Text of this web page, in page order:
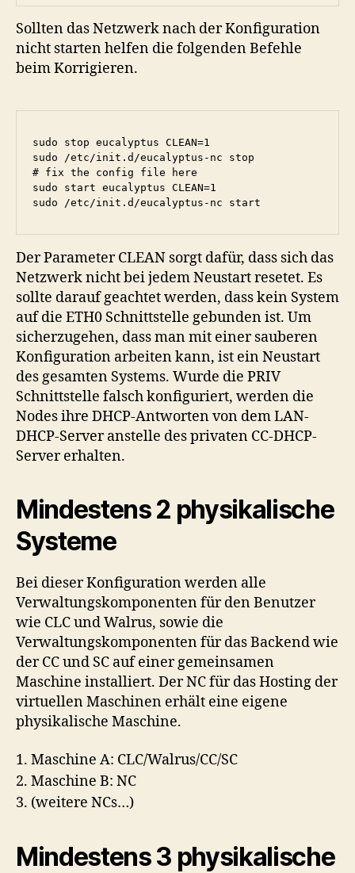
Sollten das Netzwerk nach der Konfiguration
nicht starten helfen die folgenden Befehle
beim Korrigieren.
sudo stop eucalyptus CLEAN=1
sudo /etc/init.d/eucalyptus-nc stop
# fix the config file here
sudo start eucalyptus CLEAN=1
sudo /etc/init.d/eucalyptus-nc start
Der Parameter CLEAN sorgt dafür, dass sich das
Netzwerk nicht bei jedem Neustart resetet. Es
sollte darauf geachtet werden, dass kein System
auf die ETH0 Schnittstelle gebunden ist. Um
sicherzugehen, dass man mit einer sauberen
Konfiguration arbeiten kann, ist ein Neustart
des gesamten Systems. Wurde die PRIV
Schnittstelle falsch konfiguriert, werden die
Nodes ihre DHCP-Antworten von dem LAN-
DHCP-Server anstelle des privaten CC-DHCP-
Server erhalten.
Mindestens 2 physikalische
Systeme
Bei dieser Konfiguration werden alle
Verwaltungskomponenten für den Benutzer
wie CLC und Walrus, sowie die
Verwaltungskomponenten für das Backend wie
der CC und SC auf einer gemeinsamen
Maschine installiert. Der NC für das Hosting der
virtuellen Maschinen erhält eine eigene
physikalische Maschine.
1. Maschine A: CLC/Walrus/CC/SC
2. Maschine B: NC
3. (weitere NCs…)
Mindestens 3 physikalische